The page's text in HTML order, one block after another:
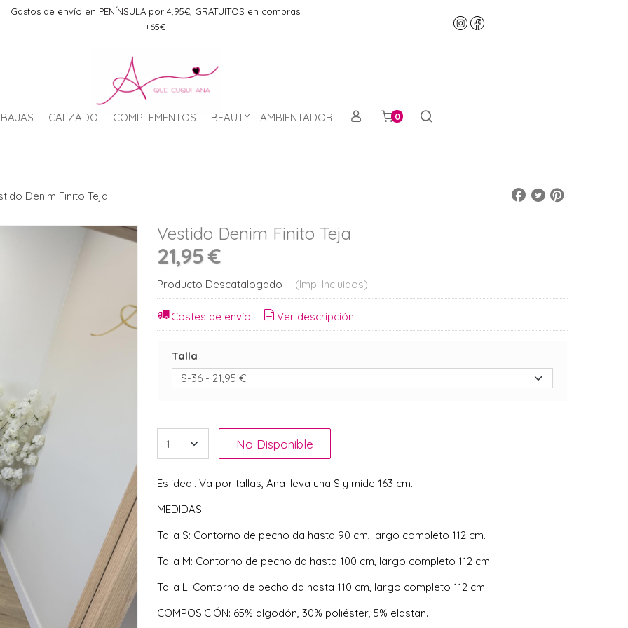
Gastos de envío en PENÍNSULA por 4,95€, GRATUITOS en compras
+65€
CALZADO COMPLEMENTOS BEAUTY - AMBIENTADOR 0
Denim Finito Teja
Vestido Denim Finito Teja
21,95 €
Producto Descatalogado - (Imp. Incluidos)
Costes de envío Ver descripción
Talla
No Disponible
Es ideal. Va por tallas, Ana lleva una S y mide 163 cm.
MEDIDAS:
Talla S: Contorno de pecho da hasta 90 cm, largo completo 112 cm.
Talla M: Contorno de pecho da hasta 100 cm, largo completo 112 cm.
Talla L: Contorno de pecho da hasta 110 cm, largo completo 112 cm.
COMPOSICIÓN: 65% algodón, 30% poliéster, 5% elastan.